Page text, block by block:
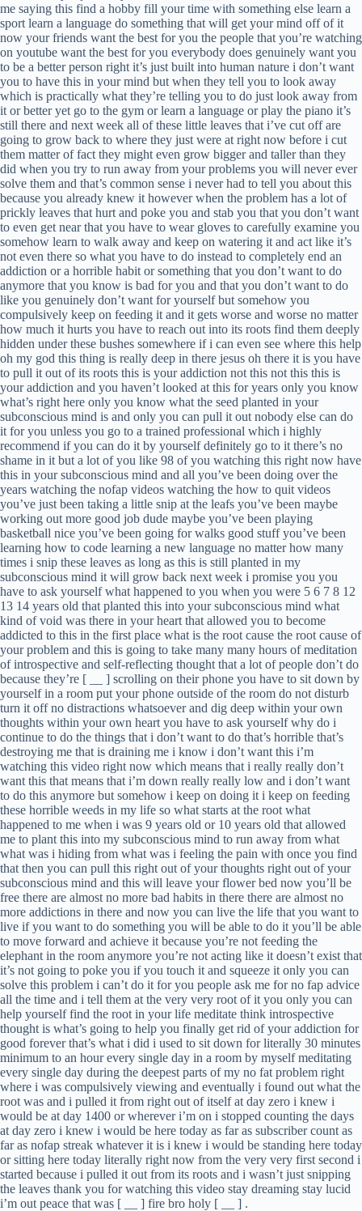
me saying this find a hobby fill your time with something else learn a
sport learn a language do something that will get your mind off of it
now your friends want the best for you the people that you’re watching
on youtube want the best for you everybody does genuinely want you
to be a better person right it’s just built into human nature i don’t want
you to have this in your mind but when they tell you to look away
which is practically what they’re telling you to do just look away from
it or better yet go to the gym or learn a language or play the piano it’s
still there and next week all of these little leaves that i’ve cut off are
going to grow back to where they just were at right now before i cut
them matter of fact they might even grow bigger and taller than they
did when you try to run away from your problems you will never ever
solve them and that’s common sense i never had to tell you about this
because you already knew it however when the problem has a lot of
prickly leaves that hurt and poke you and stab you that you don’t want
to even get near that you have to wear gloves to carefully examine you
somehow learn to walk away and keep on watering it and act like it’s
not even there so what you have to do instead to completely end an
addiction or a horrible habit or something that you don’t want to do
anymore that you know is bad for you and that you don’t want to do
like you genuinely don’t want for yourself but somehow you
compulsively keep on feeding it and it gets worse and worse no matter
how much it hurts you have to reach out into its roots find them deeply
hidden under these bushes somewhere if i can even see where this help
oh my god this thing is really deep in there jesus oh there it is you have
to pull it out of its roots this is your addiction not this not this this is
your addiction and you haven’t looked at this for years only you know
what’s right here only you know what the seed planted in your
subconscious mind is and only you can pull it out nobody else can do
it for you unless you go to a trained professional which i highly
recommend if you can do it by yourself definitely go to it there’s no
shame in it but a lot of you like 98 of you watching this right now have
this in your subconscious mind and all you’ve been doing over the
years watching the nofap videos watching the how to quit videos
you’ve just been taking a little snip at the leafs you’ve been maybe
working out more good job dude maybe you’ve been playing
basketball nice you’ve been going for walks good stuff you’ve been
learning how to code learning a new language no matter how many
times i snip these leaves as long as this is still planted in my
subconscious mind it will grow back next week i promise you you
have to ask yourself what happened to you when you were 5 6 7 8 12
13 14 years old that planted this into your subconscious mind what
kind of void was there in your heart that allowed you to become
addicted to this in the first place what is the root cause the root cause of
your problem and this is going to take many many hours of meditation
of introspective and self-reflecting thought that a lot of people don’t do
because they’re [ __ ] scrolling on their phone you have to sit down by
yourself in a room put your phone outside of the room do not disturb
turn it off no distractions whatsoever and dig deep within your own
thoughts within your own heart you have to ask yourself why do i
continue to do the things that i don’t want to do that’s horrible that’s
destroying me that is draining me i know i don’t want this i’m
watching this video right now which means that i really really don’t
want this that means that i’m down really really low and i don’t want
to do this anymore but somehow i keep on doing it i keep on feeding
these horrible weeds in my life so what starts at the root what
happened to me when i was 9 years old or 10 years old that allowed
me to plant this into my subconscious mind to run away from what
what was i hiding from what was i feeling the pain with once you find
that then you can pull this right out of your thoughts right out of your
subconscious mind and this will leave your flower bed now you’ll be
free there are almost no more bad habits in there there are almost no
more addictions in there and now you can live the life that you want to
live if you want to do something you will be able to do it you’ll be able
to move forward and achieve it because you’re not feeding the
elephant in the room anymore you’re not acting like it doesn’t exist that
it’s not going to poke you if you touch it and squeeze it only you can
solve this problem i can’t do it for you people ask me for no fap advice
all the time and i tell them at the very very root of it you only you can
help yourself find the root in your life meditate think introspective
thought is what’s going to help you finally get rid of your addiction for
good forever that’s what i did i used to sit down for literally 30 minutes
minimum to an hour every single day in a room by myself meditating
every single day during the deepest parts of my no fat problem right
where i was compulsively viewing and eventually i found out what the
root was and i pulled it from right out of itself at day zero i knew i
would be at day 1400 or wherever i’m on i stopped counting the days
at day zero i knew i would be here today as far as subscriber count as
far as nofap streak whatever it is i knew i would be standing here today
or sitting here today literally right now from the very very first second i
started because i pulled it out from its roots and i wasn’t just snipping
the leaves thank you for watching this video stay dreaming stay lucid
i’m out peace that was [ __ ] fire bro holy [ __ ] .